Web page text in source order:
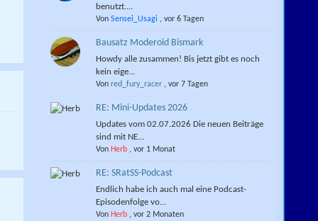
benutzt....
Von Sensei_Usagi , vor 6 Tagen
Bausatz Moderoid Bismark
Howdy alle zusammen! Bis jetzt gibt es noch
kein eige...
Von red_fury_racer, vor 7 Tagen
RE: Mini-Updates 2026
Updates vom 02.07.2026 Die neuen Beiträge
sind mit NE...
Von Herb, vor 1 Monat
RE: SRatSS-Podcast
Endlich habe ich auch mal eine Podcast-
Episodenfolge vo...
Von Herb, vor 2 Monaten